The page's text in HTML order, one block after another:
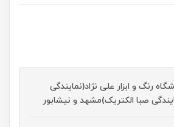
رنگ و ابزار علی نژاد(نمایندگی
صبا الکتریک)مشهد و نیشابور